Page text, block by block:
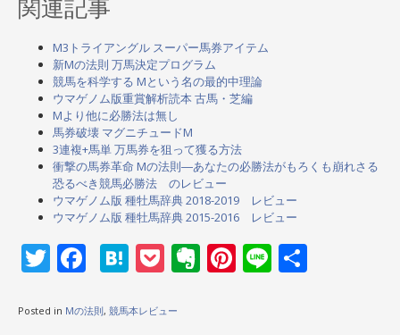
関連記事
M3トライアングル スーパー馬券アイテム
新Mの法則 万馬決定プログラム
競馬を科学する Mという名の最的中理論
ウマゲノム版重賞解析読本 古馬・芝編
Mより他に必勝法は無し
馬券破壊 マグニチュードM
3連複+馬単 万馬券を狙って獲る方法
衝撃の馬券革命 Mの法則―あなたの必勝法がもろくも崩れさる
恐るべき競馬必勝法 のレビュー
ウマゲノム版 種牡馬辞典 2018-2019 レビュー
ウマゲノム版 種牡馬辞典 2015-2016 レビュー
TwitterFacebook
Hatena
Pocket
Evernote
Pinterest
Line
Posted in Mの法則, 競馬本レビュー